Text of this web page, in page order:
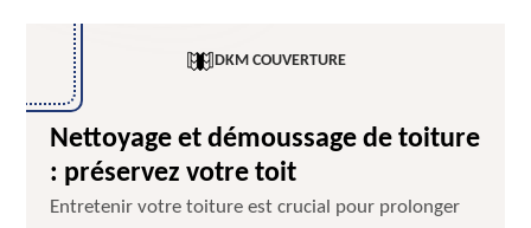
DKM COUVERTURE
Nettoyage et démoussage de toiture
: préservez votre toit
Entretenir votre toiture est crucial pour prolonger